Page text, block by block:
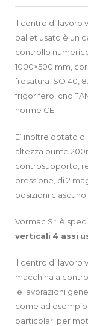
Il centro di lavoro
pallet usato è un
controllo
1000×500 mm,
fresatura ISO 40,
frigorifero, cnc
norme CE.
E’ inoltre dotato
altezza punte
controsupporto,
pressione, di 2
posizioni
Vormac Srl è
verticali 4 assi
Il centro di lavoro
macchina a
le lavorazioni
come ad
particolari per